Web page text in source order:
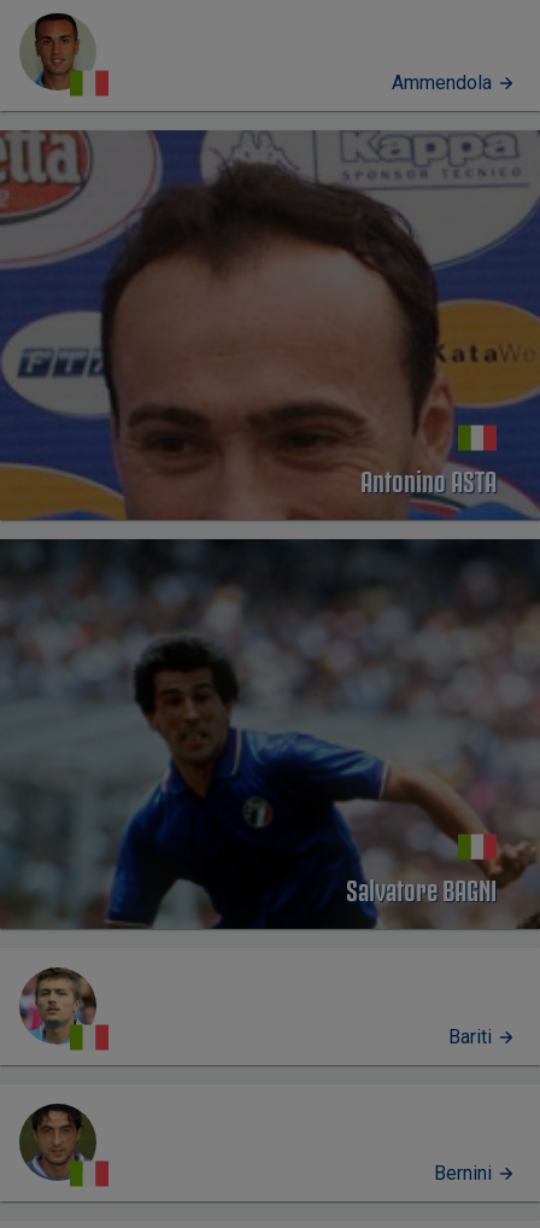
Ammendola
Antonino ASTA
Salvatore BAGNI
Bariti
Bernini